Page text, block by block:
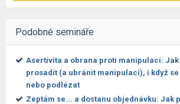
Podobné semináře
Asertivita a obrana proti manipulaci:
prosadit (a ubránit manipulaci), i když
nebo podlézat
Zeptám se... a dostanu objednávku: Jak